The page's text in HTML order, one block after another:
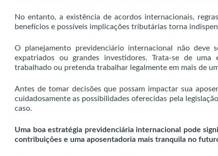
No entanto, a existência de acordos internacionais,
benefícios e possíveis implicações tributárias torna
O planejamento previdenciário internacional não deve
expatriados ou grandes investidores. Trata-se de
trabalhado ou pretenda trabalhar legalmente em mais de
Antes de tomar decisões que possam impactar sua
cuidadosamente as possibilidades oferecidas pela
caso.
Uma boa estratégia previdenciária internacional pode
contribuições e uma aposentadoria mais tranquila no